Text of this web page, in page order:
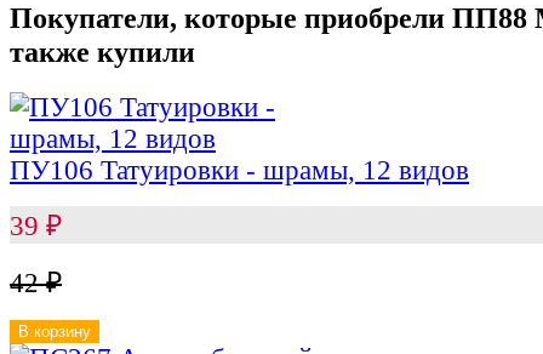
Покупатели, которые приобрели
также купили
ПУ106 Татуировки - шрамы, 12 видов
39 ₽
42₽
В корзину